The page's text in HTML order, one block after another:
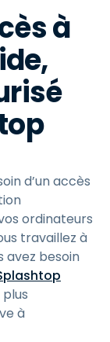
à
d’un accès
ordinateurs
travaillez à
avez besoin
à